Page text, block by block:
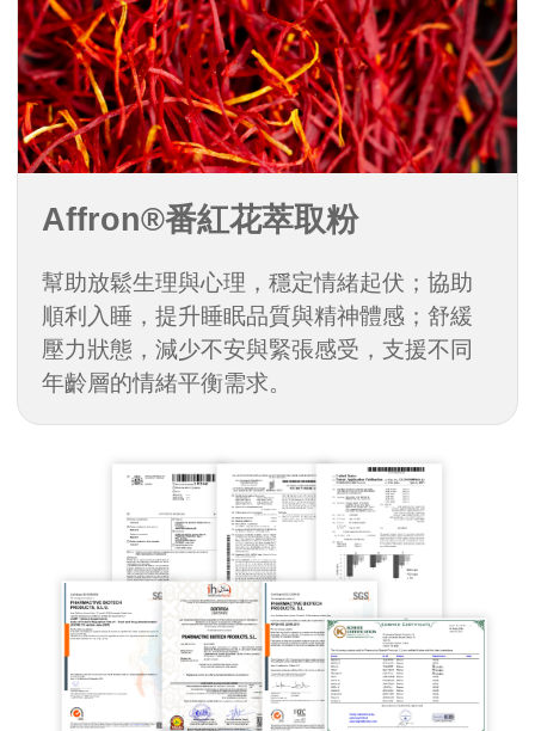
Affron®番紅花萃取粉
幫助放鬆生理與心理，穩定情緒起伏；協助
順利入睡，提升睡眠品質與精神體感；舒緩
壓力狀態，減少不安與緊張感受，支援不同
年齡層的情緒平衡需求。